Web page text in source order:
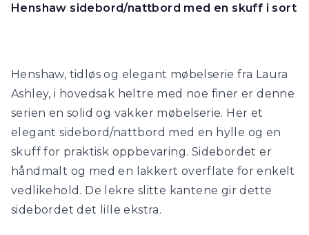
Henshaw sidebord/nattbord med en skuff i sort
Henshaw, tidløs og elegant møbelserie fra Laura
Ashley, i hovedsak heltre med noe finer er denne
serien en solid og vakker møbelserie. Her et
elegant sidebord/nattbord med en hylle og en
skuff for praktisk oppbevaring. Sidebordet er
håndmalt og med en lakkert overflate for enkelt
vedlikehold. De lekre slitte kantene gir dette
sidebordet det lille ekstra.